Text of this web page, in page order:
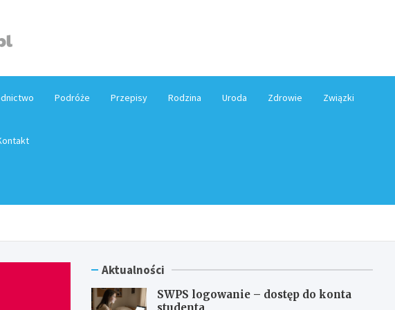
Podróże Przepisy Rodzina Uroda Zdrowie Związki
Aktualności
SWPS logowanie – dostęp do konta